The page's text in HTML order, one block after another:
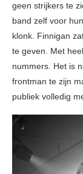
geen strijkers te
band zelf voor
klonk. Finnigan
te geven. Met
nummers. Het is
frontman te zijn
publiek volledig